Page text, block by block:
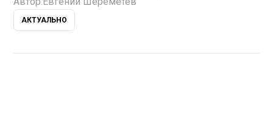
АКТУАЛЬНО